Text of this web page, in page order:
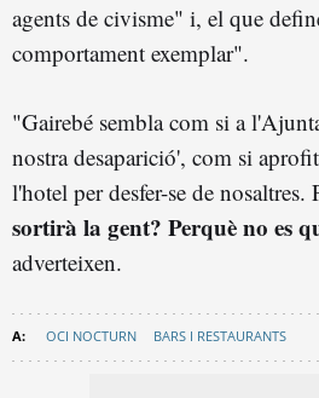
agents de civisme" i, el que
comportament exemplar".
"Gairebé sembla com si a
nostra desaparició', com si
l'hotel per desfer-se de nosaltres.
sortirà la gent? Perquè no es
adverteixen.
OCI NOCTURN BARS I RESTAURANTS